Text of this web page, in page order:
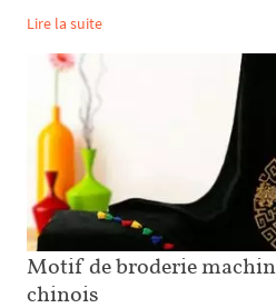
Lire la suite
Motif de broderie
chinois